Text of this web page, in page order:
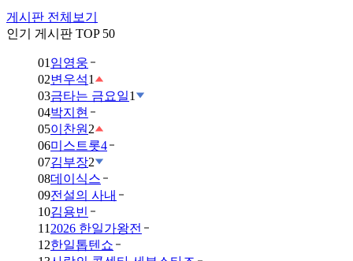
게시판 전체보기
인기 게시판 TOP 50
01 임영웅
02변우석1
03금타는 금요일1
04박지현
05이찬원 2
06미스트롯4
07김부장2
08데이식스
09전설의 사내
10김용빈
11 2026 한일가왕전
12한일톱텐쇼